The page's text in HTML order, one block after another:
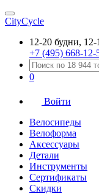
CityCycle
12-20 будни,
+7 (495) 668-12-
0
Войти
Велосипеды
Велоформа
Аксессуары
Детали
Инструменты
Сертификаты
Скидки